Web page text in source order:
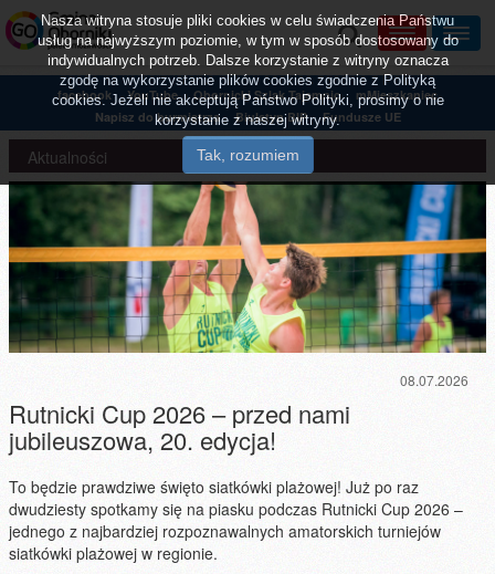
facebook YouTube Obornicki Szlak Tajemnic
mMieszkaniec
Napisz do burmistrza
Biuletyn BIP Fundusze UE
Aktualności
08.07.2026
Rutnicki Cup 2026 – przed nami
jubileuszowa, 20. edycja!
To będzie prawdziwe święto siatkówki plażowej! Już po raz
dwudziesty spotkamy się na piasku podczas Rutnicki Cup 2026 –
jednego z najbardziej rozpoznawalnych amatorskich turniejów
siatkówki plażowej w regionie.
Nasza witryna stosuje pliki cookies w celu świadczenia Państwu
usług na najwyższym poziomie, w tym w sposób dostosowany do
indywidualnych potrzeb. Dalsze korzystanie z witryny oznacza
zgodę na wykorzystanie plików cookies zgodnie z Polityką
cookies. Jeżeli nie akceptują Państwo Polityki, prosimy o nie
korzystanie z naszej witryny.